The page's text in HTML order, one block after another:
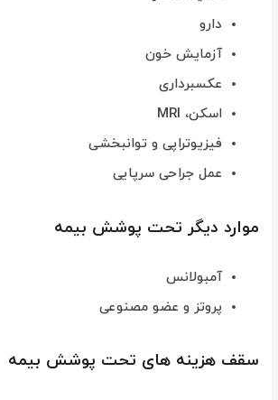
دارو
آزمایش خون
عکسبرداری
اسکن، MRI
فیزیوتراپی و توانبخشی
عمل جراحی سرپایی
موارد دیگر تحت پوشش بیمه
آمبولانس
پروتز و عضو مصنوعی
سقف هزینه های تحت پوشش بیمه